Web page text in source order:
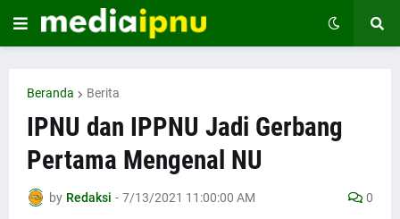
Beranda Berita
IPNU dan IPPNU Jadi Gerbang
Pertama Mengenal NU
by Redaksi - 7/13/2021 11:00:00 AM 0